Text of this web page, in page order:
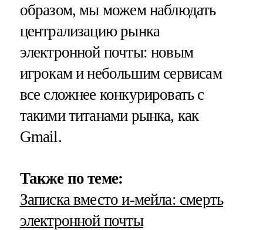
образом, мы можем наблюдать
централизацию рынка
электронной почты: новым
игрокам и небольшим сервисам
все сложнее конкурировать с
такими титанами рынка, как
Gmail.
Также по теме:
Записка вместо и-мейла: смерть
электронной почты